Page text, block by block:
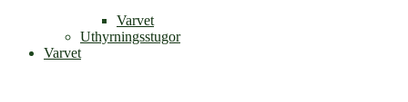
Varvet
Uthyrningsstugor
Varvet